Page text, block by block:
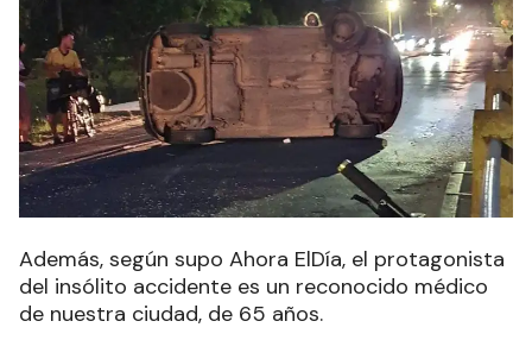
Además, según supo Ahora ElDía, el protagonista
del insólito accidente es un reconocido médico
de nuestra ciudad, de 65 años.